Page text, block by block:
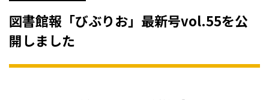
図書館報「びぶりお」最新号vol.55を公
開しました